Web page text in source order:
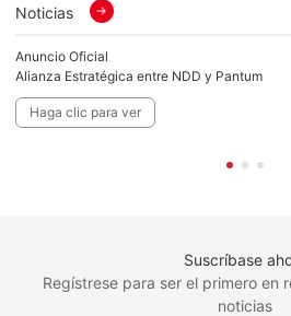
Noticias
Anuncio Oficial
Alianza Estratégica entre NDD y Pantum
Haga clic para ver
Suscríbase
Regístrese para ser el primero en
noticias